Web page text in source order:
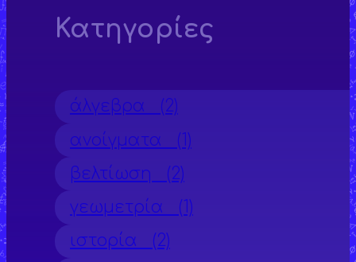
Κατηγορίες
άλγεβρα (2)
ανοίγματα (1)
βελτίωση (2)
γεωμετρία (1)
ιστορία (2)